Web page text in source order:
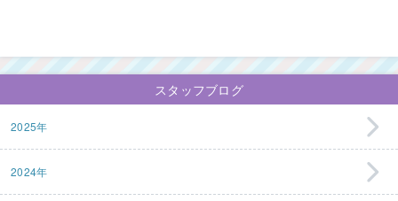
スタッフブログ
2025年
2024年